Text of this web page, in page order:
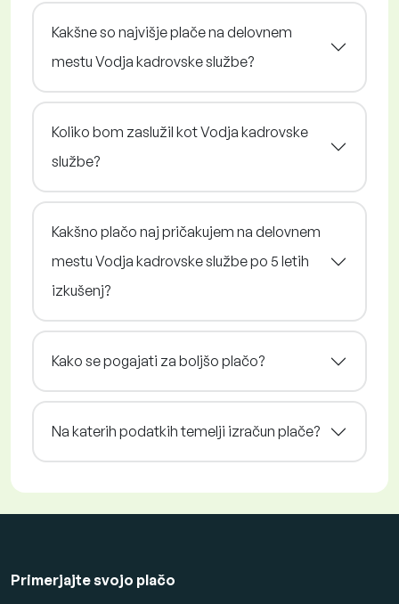
Kakšne so najvišje plače na delovnem
mestu Vodja kadrovske službe?
Koliko bom zaslužil kot Vodja kadrovske
službe?
Kakšno plačo naj pričakujem na delovnem
mestu Vodja kadrovske službe po 5 letih
izkušenj?
Kako se pogajati za boljšo plačo?
Na katerih podatkih temelji izračun plače?
Primerjajte svojo plačo